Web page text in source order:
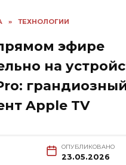
» ТЕХНОЛОГИИ
эфире
на
Apple TV
ОПУБЛИКОВАНО
23.05.2026